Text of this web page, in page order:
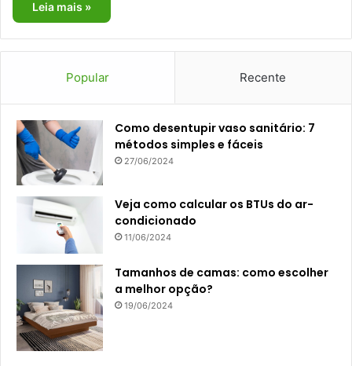
Leia mais »
Popular Recente
Como desentupir vaso sanitário: 7
métodos simples e fáceis
27/06/2024
Veja como calcular os BTUs do ar-
condicionado
11/06/2024
Tamanhos de camas: como escolher
a melhor opção?
19/06/2024